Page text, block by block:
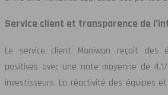
Service client et transparence de
Le service client Moniwan reçoit des
positives avec une note moyenne de
investisseurs. La réactivité des équipes